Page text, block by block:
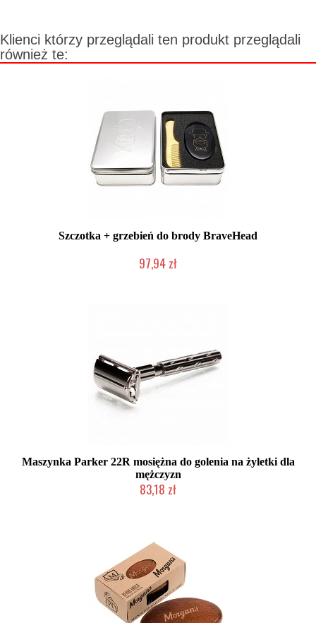
Klienci którzy przeglądali ten produkt przeglądali
również te:
Szczotka + grzebień do brody BraveHead
97,94 zł
Maszynka Parker 22R mosiężna do golenia na żyletki dla
mężczyzn
83,18 zł